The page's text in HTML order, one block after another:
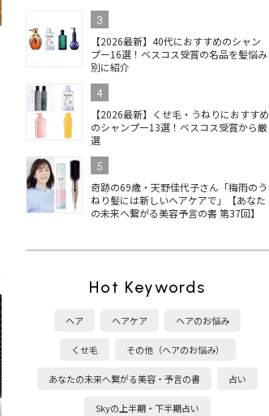
3
【2026最新】40代におすすめのシャン
プー16選！ベスコス受賞の名品を髪悩み
別に紹介
4
【2026最新】くせ毛・うねりにおすすめ
のシャンプー13選！ベスコス受賞から厳
選
5
奇跡の69歳・天野佳代子さん「梅雨のう
ねり髪には新しいヘアケアで」【あなた
の未来へ繋がる美容予言の書 第37回】
Hot Keywords
ヘア ヘアケア ヘアのお悩み
くせ毛 その他（ヘアのお悩み）
あなたの未来へ繋がる美容・予言の書 占い
Skyの上半期・下半期占い